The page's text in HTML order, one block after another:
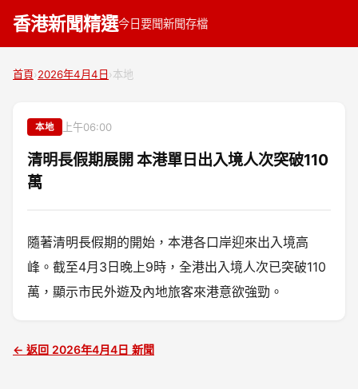
香港新聞精選今日要聞新聞存檔
首頁›2026年4月4日 ›本地
本地 上午06:00
清明長假期展開 本港單日出入境人次突破110
萬
隨著清明長假期的開始，本港各口岸迎來出入境高
峰。截至4月3日晚上9時，全港出入境人次已突破110
萬，顯示市民外遊及內地旅客來港意欲強勁。
← 返回 2026年4月4日 新聞